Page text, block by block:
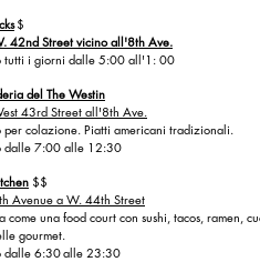
$
42nd Street vicino all'8th Ave.
tutti i giorni dalle 5:00 all'1: 00
del The Westin
43rd Street all'8th Ave.
per colazione. Piatti americani tradizionali.
dalle 7:00 alle 12:30
$$
Avenue a W. 44th Street
come una food court con sushi, tacos, ramen,
gourmet.
dalle 6:30alle 23:30